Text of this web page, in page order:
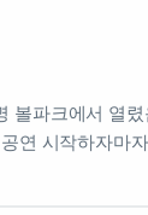
볼파크에서 열
연 시작하자마